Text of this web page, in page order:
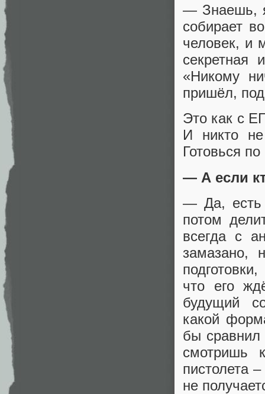
— Знаешь,
собирает
человек, и
секретная
«Никому
пришёл,
Это как с
И никто
Готовься
— А если
— Да, есть
потом
всегда с
замазано,
что его
будущий
какой
бы сравнил
смотришь
пистолета
не